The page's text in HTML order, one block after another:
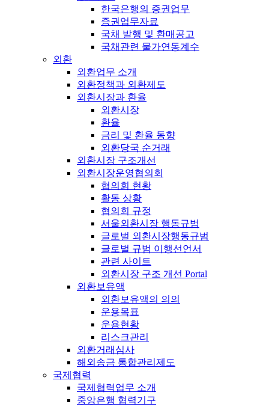
한국은행의 증권업무
증권업무자료
국채 발행 및 환매공고
국채관련 물가연동계수
외환
외환업무 소개
외환정책과 외환제도
외환시장과 환율
외환시장
환율
금리 및 환율 동향
외환당국 순거래
외환시장 구조개선
외환시장운영협의회
협의회 현황
활동 상황
협의회 규정
서울외환시장 행동규범
글로벌 외환시장행동규범
글로벌 규범 이행선언서
관련 사이트
외환시장 구조 개선 Portal
외환보유액
외환보유액의 의의
운용목표
운용현황
리스크관리
외환거래심사
해외송금 통합관리제도
국제협력
국제협력업무 소개
중앙은행 협력기구